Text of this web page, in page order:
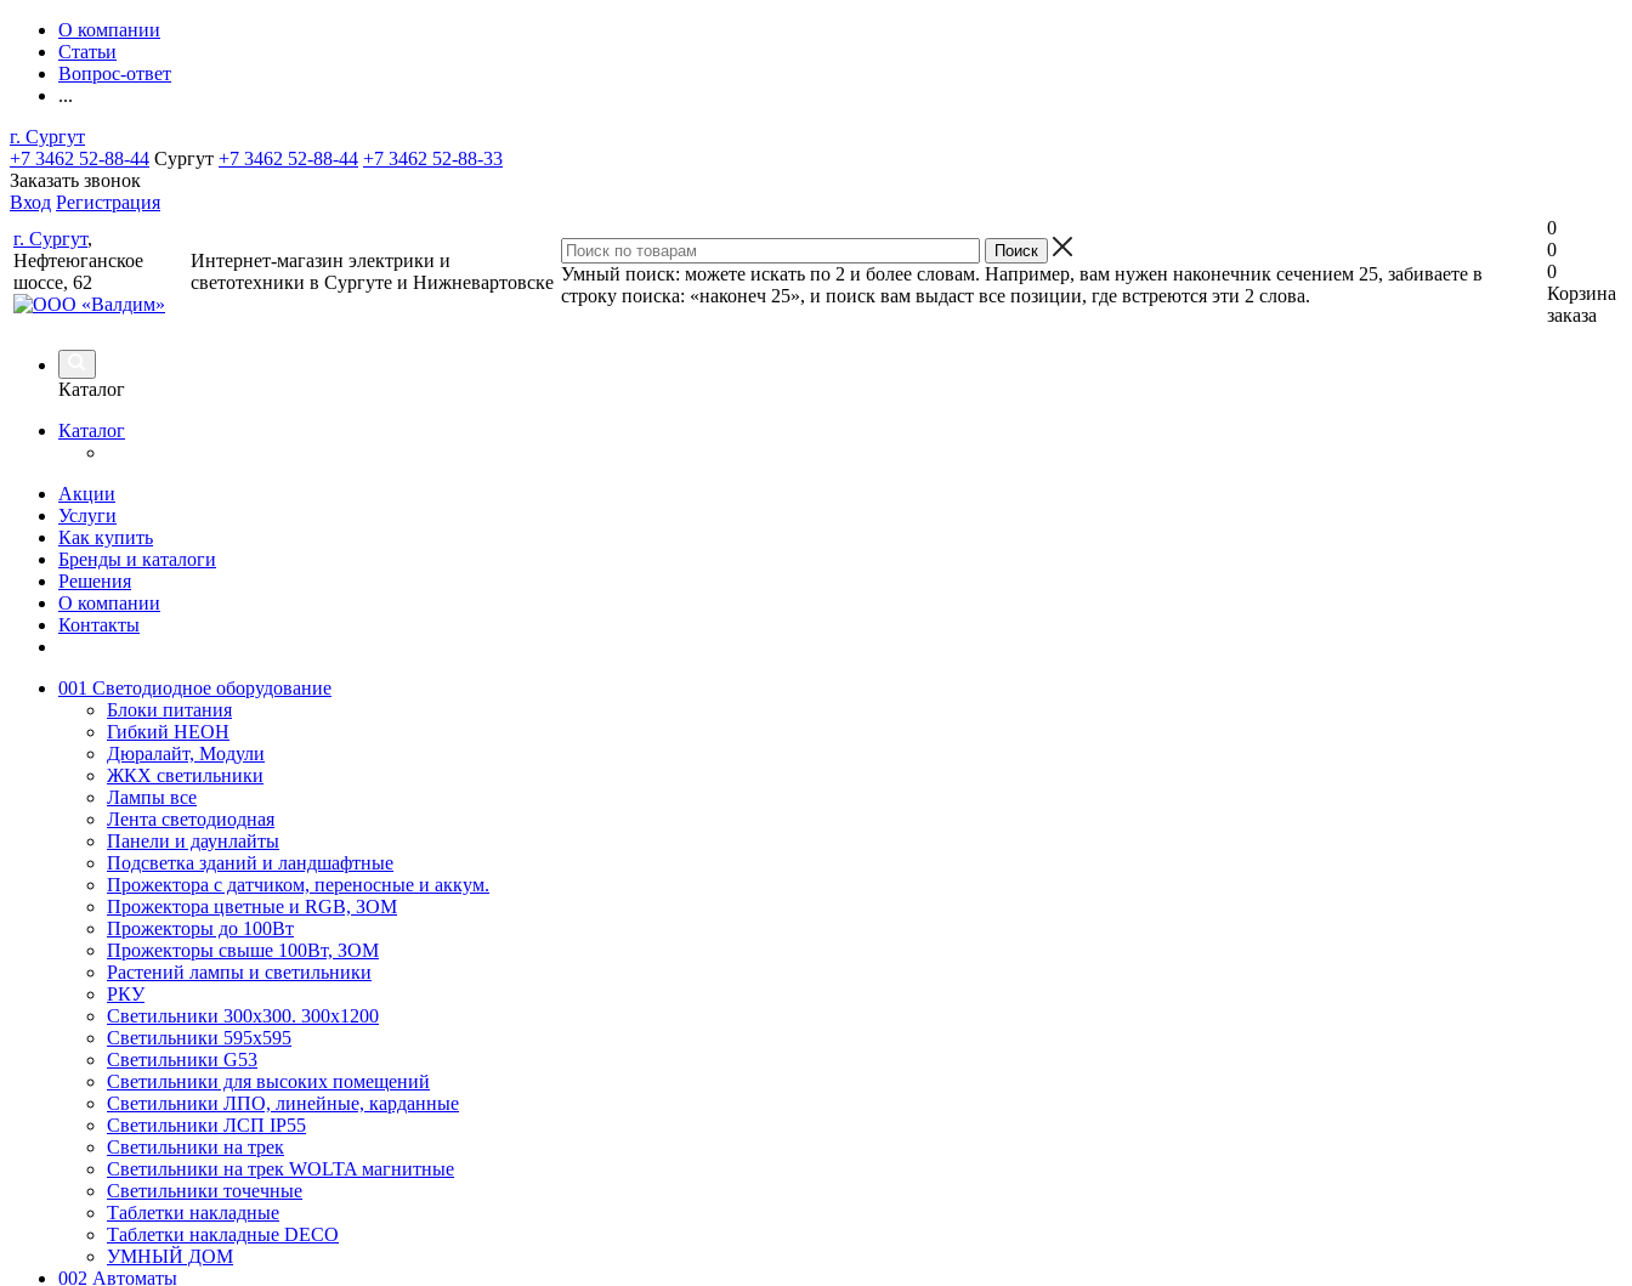
О компании
Статьи
Вопрос-ответ
...
г. Сургут
+7 3462 52-88-44 Сургут +7 3462 52-88-44 +7 3462 52-88-33
Заказать звонок
Вход Регистрация
г. Сургут,
Нефтеюганское
шоссе, 62
Интернет-магазин электрики и
светотехники в Сургуте и Нижневартовске Умный поиск: можете искать по 2 и более словам. Например, вам нужен наконечник сечением 25, забиваете в
строку поиска: «наконеч 25», и поиск вам выдаст все позиции, где встреются эти 2 слова.
0
0
0
Корзина
заказа
Каталог
Каталог
Акции
Услуги
Как купить
Бренды и каталоги
Решения
О компании
Контакты
001 Светодиодное оборудование
Блоки питания
Гибкий НЕОН
Дюралайт, Модули
ЖКХ светильники
Лампы все
Лента светодиодная
Панели и даунлайты
Подсветка зданий и ландшафтные
Прожектора с датчиком, переносные и аккум.
Прожектора цветные и RGB, ЗОМ
Прожекторы до 100Вт
Прожекторы свыше 100Вт, ЗОМ
Растений лампы и светильники
РКУ
Светильники 300х300. 300х1200
Светильники 595х595
Светильники G53
Светильники для высоких помещений
Светильники ЛПО, линейные, карданные
Светильники ЛСП IP55
Светильники на трек
Светильники на трек WOLTA магнитные
Светильники точечные
Таблетки накладные
Таблетки накладные DECO
УМНЫЙ ДОМ
002 Автоматы